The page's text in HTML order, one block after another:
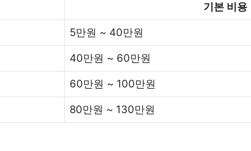
기본 비용
5만원 ~ 40만원
40만원 ~ 60만원
60만원 ~ 100만원
80만원 ~ 130만원